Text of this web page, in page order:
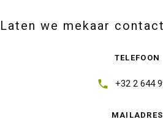
Laten we mekaar
TELEFOON
+32 2 644
MAILADRES